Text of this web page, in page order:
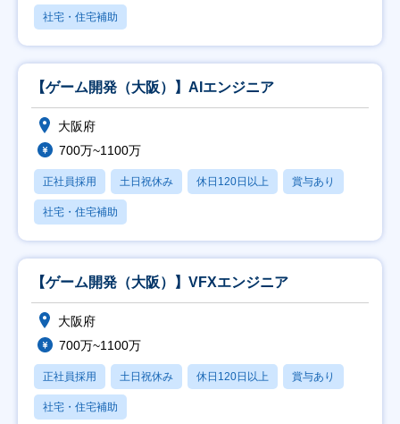
社宅・住宅補助
【ゲーム開発（大阪）】AIエンジニア
大阪府
700万~1100万
正社員採用 土日祝休み 休日120日以上 賞与あり
社宅・住宅補助
【ゲーム開発（大阪）】VFXエンジニア
大阪府
700万~1100万
正社員採用 土日祝休み 休日120日以上 賞与あり
社宅・住宅補助